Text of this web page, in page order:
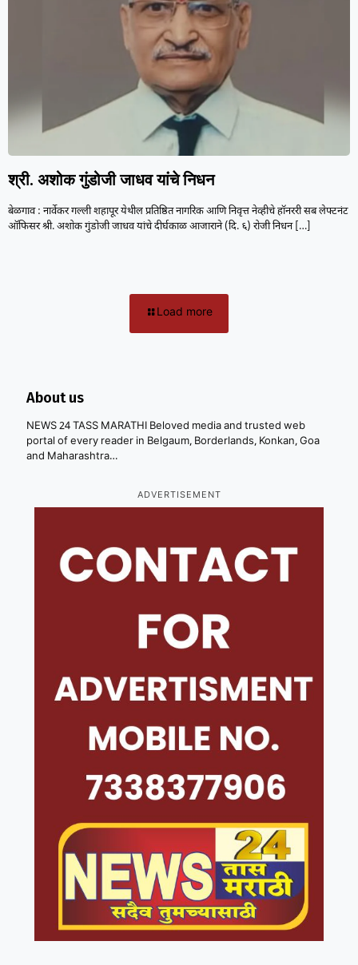
श्री. अशोक गुंडोजी जाधव यांचे निधन
बेळगाव : नार्वेकर गल्ली शहापूर येथील प्रतिष्ठित नागरिक आणि निवृत्त नेव्हीचे हॉनररी सब लेफ्टनंट
ऑफिसर श्री. अशोक गुंडोजी जाधव यांचे दीर्घकाळ आजाराने (दि. ६) रोजी निधन[…]
Load more
About us
NEWS 24 TASS MARATHI Beloved media and trusted web
portal of every reader in Belgaum, Borderlands, Konkan, Goa
and Maharashtra…
ADVERTISEMENT